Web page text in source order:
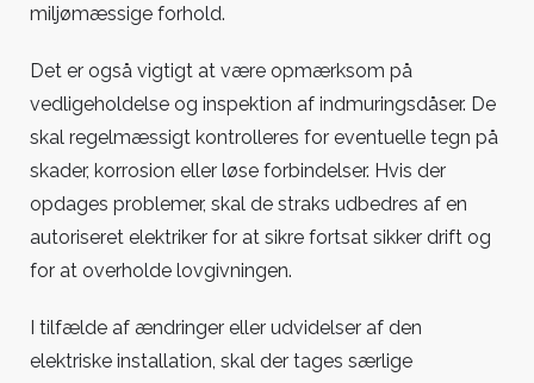
miljømæssige forhold.
Det er også vigtigt at være opmærksom på
vedligeholdelse og inspektion af indmuringsdåser. De
skal regelmæssigt kontrolleres for eventuelle tegn på
skader, korrosion eller løse forbindelser. Hvis der
opdages problemer, skal de straks udbedres af en
autoriseret elektriker for at sikre fortsat sikker drift og
for at overholde lovgivningen.
I tilfælde af ændringer eller udvidelser af den
elektriske installation, skal der tages særlige